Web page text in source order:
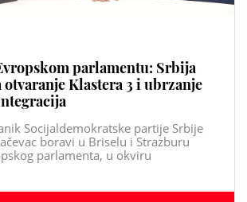
parlamentu: Srbija
otvaranje Klastera 3 i ubrzanje
Socijaldemokratske partije Srbije
boravi u Briselu i Strazburu
parlamenta, u okviru